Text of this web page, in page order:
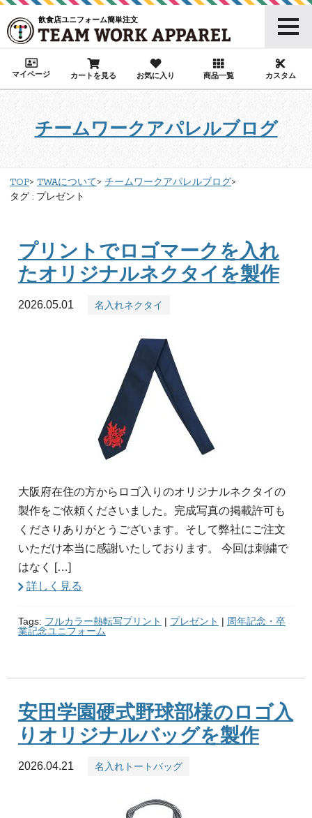
飲食店ユニフォーム簡単注文
マイページ カートを見る お気に入り 商品一覧 カスタム
チームワークアパレルブログ
TOP TWAについて
チームワークアパレルブログ
タグ : プレゼント
プリントでロゴマークを入れ
たオリジナルネクタイを製作
2026.05.01 名入れネクタイ
大阪府在住の方からロゴ入りのオリジナルネクタイの
製作をご依頼くださいました。完成写真の掲載許可も
くださりありがとうございます。そして弊社にご注文
いただけ本当に感謝いたしております。 今回は刺繍で
はなく […]
詳しく見る
Tags: フルカラー熱転写プリント | プレゼント | 周年記念・卒
業記念ユニフォーム
安田学園硬式野球部様のロゴ入
りオリジナルバッグを製作
2026.04.21 名入れトートバッグ